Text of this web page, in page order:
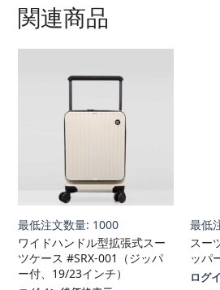
関連商品
最低注文数量: 1000
ワイドハンドル型拡張式スー
ツケース #SRX-001（ジッパ
ー付、19/23インチ）
最低
スー
ッパ
ログ